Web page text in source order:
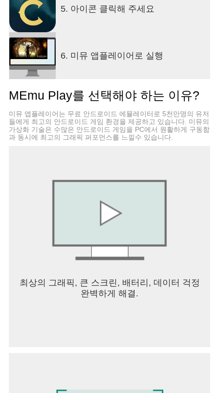
5. 아이콘 클릭해 주세요
6. 미뮤 앱플레이어로 실행
MEmu Play를 선택해야 하는 이유?
미뮤 앱플레이어는 무료 안드로이드 에뮬레이터로 5천만명의 유저
들에게 최고의 안드로이드 게임 환경을 제공하고 있습니다. 미뮤의
가상화 기술은 수많은 안드로이드 게임을 PC에서 원활하게 구동함
과 동시에 최고의 그래픽 퍼포먼스를 느낄수 있습니다.
최상의 그래픽, 큰 스크린, 배터리, 데이터 걱정
완벽하게 해결.